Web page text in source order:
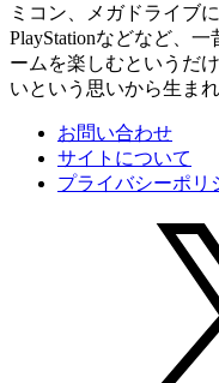
ミコン、メガドライブ
PlayStationなどなど、
ームを楽しむというだ
いという思いから生ま
お問い合わせ
サイトについて
プライバシーポリ